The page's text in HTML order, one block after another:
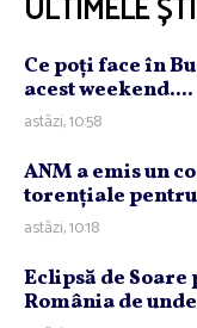
ULTIMELE
Ce poţi face în
acest weekend....
astăzi, 10:58
ANM a emis un
torenţiale pentru
astăzi, 10:18
Eclipsă de Soare
România de